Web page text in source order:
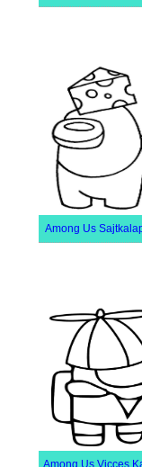
Among Us